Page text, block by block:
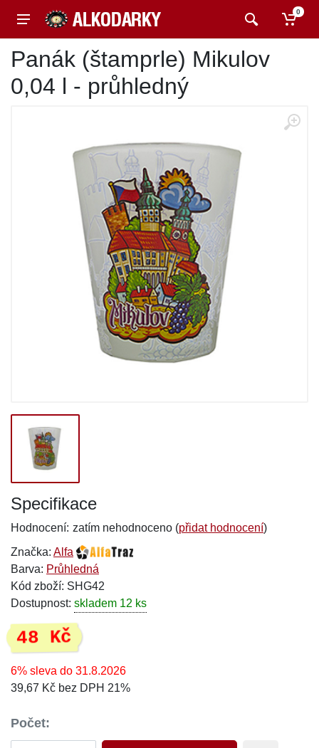
0
Panák (štamprle) Mikulov
0,04 l - průhledný
Specifikace
Hodnocení: zatím nehodnoceno (přidat hodnocení)
Značka: Alfa
Barva: Průhledná
Kód zboží: SHG42
Dostupnost: skladem 12 ks
48 Kč
6% sleva do 31.8.2026
39,67 Kč bez DPH 21%
Počet: